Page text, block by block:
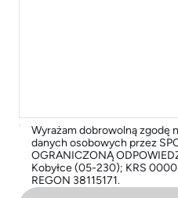
Wyrażam dobrowolną zgodę
danych osobowych przez
OGRANICZONĄ
Kobyłce (05-230); KRS
REGON 38115171.